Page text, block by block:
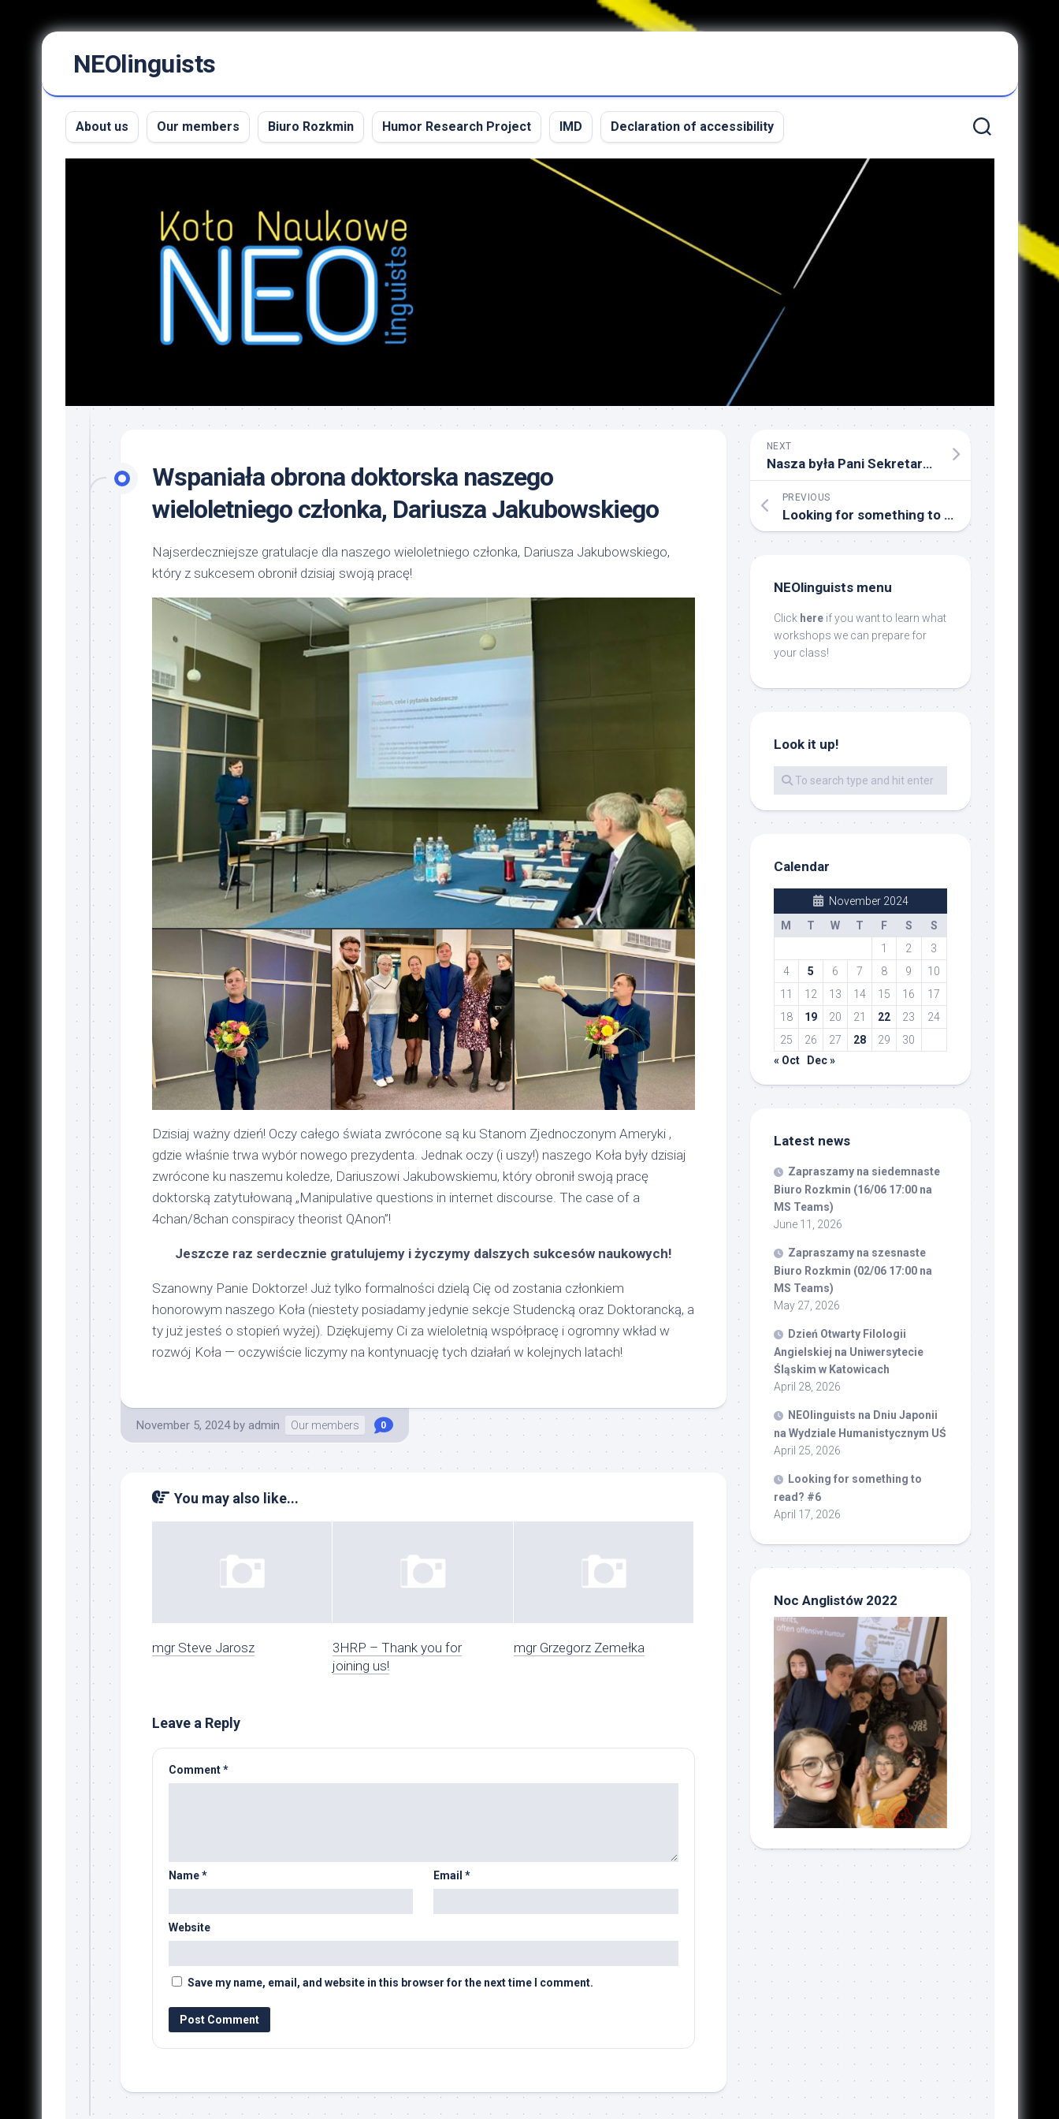
NEOlinguists
About us Our members Biuro Rozkmin Humor Research Project IMD Declaration of accessibility
Wspaniała obrona doktorska naszego
wieloletniego członka, Dariusza Jakubowskiego
Najserdeczniejsze gratulacje dla naszego wieloletniego członka, Dariusza Jakubowskiego,
który z sukcesem obronił dzisiaj swoją pracę!
Dzisiaj ważny dzień! Oczy całego świata zwrócone są ku Stanom Zjednoczonym Ameryki ,
gdzie właśnie trwa wybór nowego prezydenta. Jednak oczy (i uszy!) naszego Koła były dzisiaj
zwrócone ku naszemu koledze, Dariuszowi Jakubowskiemu, który obronił swoją pracę
doktorską zatytułowaną „Manipulative questions in internet discourse. The case of a
4chan/8chan conspiracy theorist QAnon”!
Jeszcze raz serdecznie gratulujemy i życzymy dalszych sukcesów naukowych!
Szanowny Panie Doktorze! Już tylko formalności dzielą Cię od zostania członkiem
honorowym naszego Koła (niestety posiadamy jedynie sekcje Studencką oraz Doktorancką, a
ty już jesteś o stopień wyżej). Dziękujemy Ci za wieloletnią współpracę i ogromny wkład w
rozwój Koła — oczywiście liczymy na kontynuację tych działań w kolejnych latach!
November 5, 2024 by admin Our members 0
You may also like...
mgr Steve Jarosz
3HRP – Thank you for
joining us!
mgr Grzegorz Zemełka
Leave a Reply
Comment*
Name* Email *
Website
Save my name, email, and website in this browser for the next time I comment.
NEXT
Nasza była Pani Sekretarz, Nela Lasota, Panią Doktor!
PREVIOUS
Looking for something to read? #4
NEOlinguists menu
Click hereif you want to learn what
workshops we can prepare for
your class!
Look it up!
Calendar
November 2024
M
T W T F S
S
1
2
3
4
5 6 7 8 9
10
11
12 13 14 15 16
17
18
19 20 21 22 23
24
25
26 27 28 29
30
« Oct
Dec »
Latest news
Zapraszamy na siedemnaste
Biuro Rozkmin (16/06 17:00 na
MS Teams)
June 11, 2026
Zapraszamy na szesnaste
Biuro Rozkmin (02/06 17:00 na
MS Teams)
May 27, 2026
Dzień Otwarty Filologii
Angielskiej na Uniwersytecie
Śląskim w Katowicach
April 28, 2026
NEOlinguists na Dniu Japonii
na Wydziale Humanistycznym UŚ
April 25, 2026
Looking for something to
read? #6
April 17, 2026
Noc Anglistów 2022